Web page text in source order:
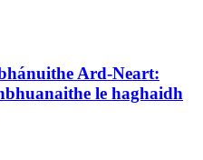
Ard-Neart:
le haghaidh